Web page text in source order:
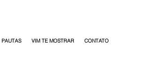
PAUTAS VIM TE MOSTRAR CONTATO